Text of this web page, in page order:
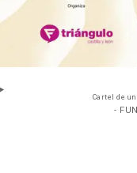
Cartel de
-